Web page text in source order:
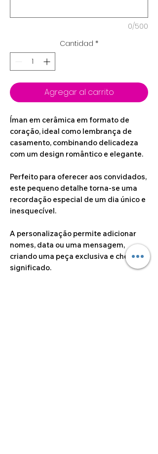
0/500
Cantidad *
Agregar al carrito
Íman em cerâmica em formato de
coração, ideal como lembrança de
casamento, combinando delicadeza
com um design romântico e elegante.
Perfeito para oferecer aos convidados,
este pequeno detalhe torna-se uma
recordação especial de um dia único e
inesquecível.
A personalização permite adicionar
nomes, data ou uma mensagem,
criando uma peça exclusiva e cheia de
significado.